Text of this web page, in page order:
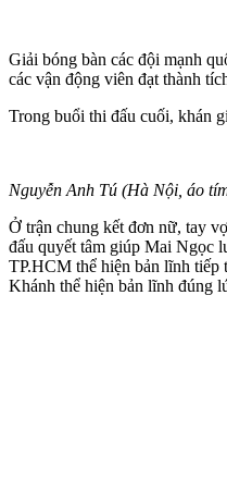
Giải bóng bàn các đội mạnh
các vận động viên đạt thành
Trong buổi thi đấu cuối, khán
Nguyễn Anh Tú (Hà Nội, áo
Ở trận chung kết đơn nữ, tay
đấu quyết tâm giúp Mai Ngọc
TP.HCM thể hiện bản lĩnh tiếp
Khánh thể hiện bản lĩnh đúng